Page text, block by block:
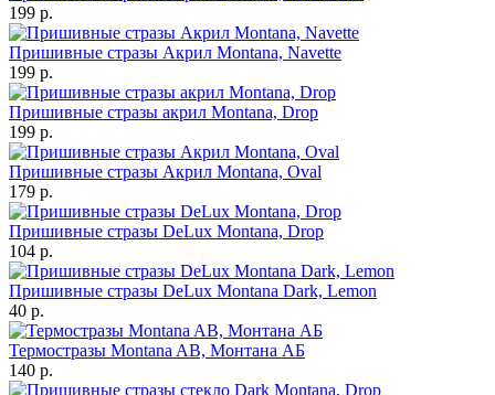
199 р.
Пришивные стразы Акрил Montana, Navette
199 р.
Пришивные стразы акрил Montana, Drop
199 р.
Пришивные стразы Акрил Montana, Oval
179 р.
Пришивные стразы DeLux Montana, Drop
104 р.
Пришивные стразы DeLux Montana Dark, Lemon
40 р.
Термостразы Montana AB, Монтана АБ
140 р.